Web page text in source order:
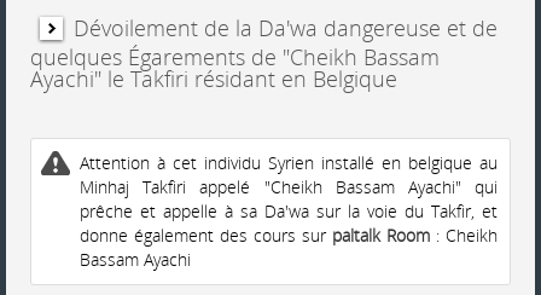
Dévoilement de la Da'wa dangereuse et de
quelques Égarements de "Cheikh Bassam
Ayachi" le Takfiri résidant en Belgique
Attention à cet individu Syrien installé en belgique au
Minhaj Takfiri appelé "Cheikh Bassam Ayachi" qui
prêche et appelle à sa Da'wa sur la voie du Takfir, et
donne également des cours surpaltalk Room : Cheikh
Bassam Ayachi